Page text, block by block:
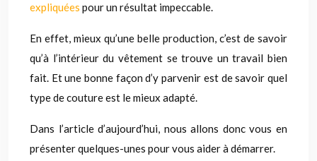
expliquées pour un résultat impeccable.
En effet, mieux qu’une belle production, c’est de savoir
qu’à l’intérieur du vêtement se trouve un travail bien
fait. Et une bonne façon d’y parvenir est de savoir quel
type de couture est le mieux adapté.
Dans l’article d’aujourd’hui, nous allons donc vous en
présenter quelques-unes pour vous aider à démarrer.